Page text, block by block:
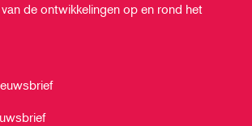
de ontwikkelingen op en rond het